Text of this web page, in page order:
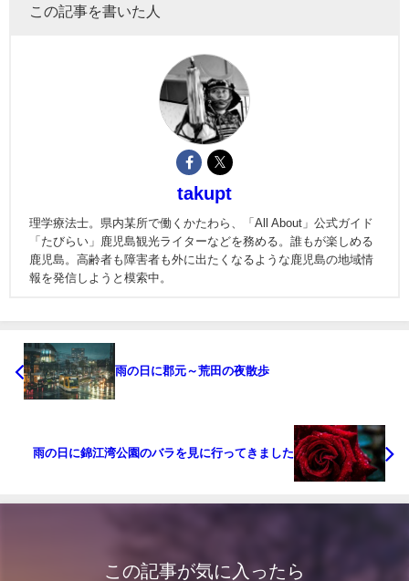
この記事を書いた人
takupt
理学療法士。県内某所で働くかたわら、「All About」公式ガイド
「たびらい」鹿児島観光ライターなどを務める。誰もが楽しめる
鹿児島。高齢者も障害者も外に出たくなるような鹿児島の地域情
報を発信しようと模索中。
雨の日に郡元～荒田の夜散歩
雨の日に錦江湾公園のバラを見に行ってきました
この記事が気に入ったら